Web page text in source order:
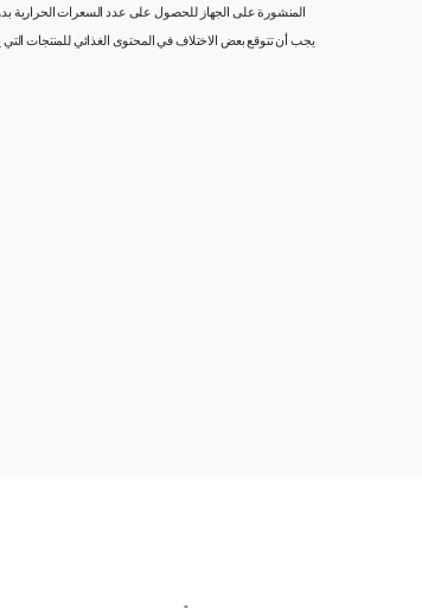
المنشورة على الجهاز للحصول على عدد السعرات الحرارية بدون
يجب أن تتوقع بعض الاختلاف في المحتوى الغذائي للمنتجات